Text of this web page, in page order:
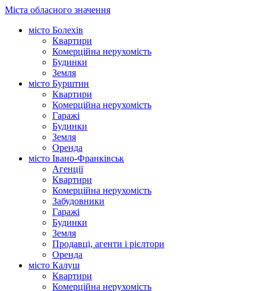
Міста обласного значення
місто Болехів
Квартири
Комерційна нерухомість
Будинки
Земля
місто Бурштин
Квартири
Комерційна нерухомість
Гаражі
Будинки
Земля
Оренда
місто Івано-Франківськ
Агенції
Квартири
Комерційна нерухомість
Забудовники
Гаражі
Будинки
Земля
Продавці, агенти і рієлтори
Оренда
місто Калуш
Квартири
Комерційна нерухомість